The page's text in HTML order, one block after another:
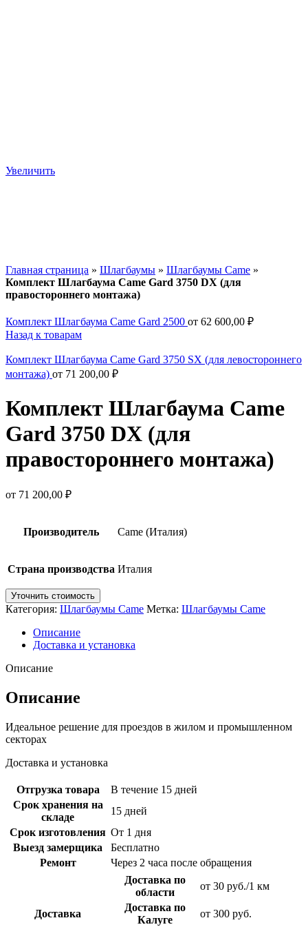
Увеличить
Главная страница » Шлагбаумы » Шлагбаумы Came »
Комплект Шлагбаума Came Gard 3750 DX (для
правостороннего монтажа)
Комплект Шлагбаума Came Gard 2500 от 62 600,00 ₽
Назад к товарам
Комплект Шлагбаума Came Gard 3750 SX (для левостороннего
монтажа) от 71 200,00 ₽
Комплект Шлагбаума Came
Gard 3750 DX (для
правостороннего монтажа)
от 71 200,00 ₽
Производитель Came (Италия)
Страна производства Италия
Уточнить стоимость
Категория: Шлагбаумы Came Метка: Шлагбаумы Came
Описание
Доставка и установка
Описание
Описание
Идеальное решение для проездов в жилом и промышленном
секторах
Доставка и установка
Отгрузка товара
В течение 15 дней
Срок хранения на
складе
15 дней
Срок изготовления От 1 дня
Выезд замерщика
Бесплатно
Ремонт
Через 2 часа после обращения
Доставка
Доставка по
области
от 30 руб./1 км
Доставка по
Калуге
от 300 руб.